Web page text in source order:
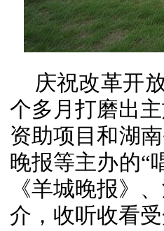
庆祝改革开
个多月打磨出
资助项目和湖
晚报等主办的“
《羊城晚报》
介，收听收看